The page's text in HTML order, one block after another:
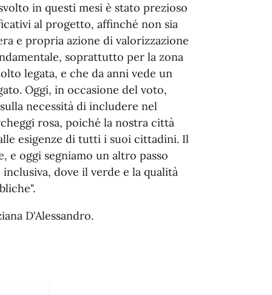
in questi mesi è stato prezioso
al progetto, affinché non sia
e propria azione di valorizzazione
soprattutto per la zona
legata, e che da anni vede un
Oggi, in occasione del voto,
necessità di includere nel
rosa, poiché la nostra città
esigenze di tutti i suoi cittadini. Il
e oggi segniamo un altro passo
dove il verde e la qualità
D'Alessandro.